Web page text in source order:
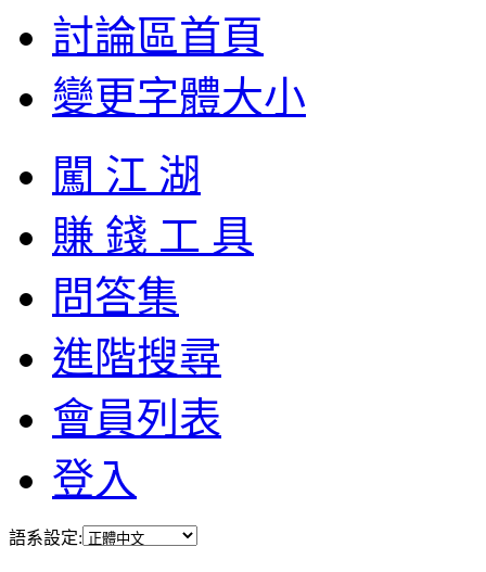
討論區首頁
變更字體大小
闖 江 湖
賺 錢 工 具
問答集
進階搜尋
會員列表
登入
語系設定: